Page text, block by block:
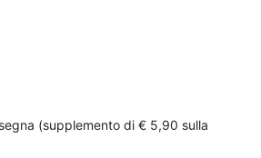
(supplemento di € 5,90 sulla